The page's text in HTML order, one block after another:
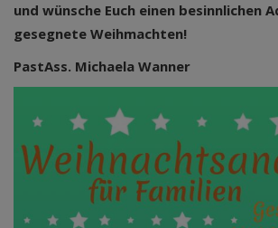
und wünsche Euch einen besinnlichen
gesegnete Weihmachten!
PastAss. Michaela Wanner